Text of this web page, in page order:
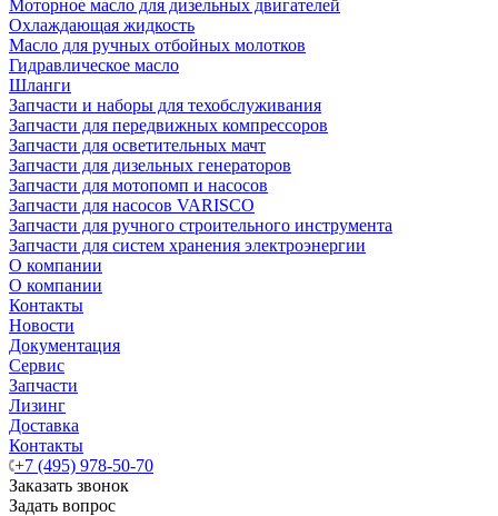
Моторное масло для дизельных двигателей
Охлаждающая жидкость
Масло для ручных отбойных молотков
Гидравлическое масло
Шланги
Запчасти и наборы для техобслуживания
Запчасти для передвижных компрессоров
Запчасти для осветительных мачт
Запчасти для дизельных генераторов
Запчасти для мотопомп и насосов
Запчасти для насосов VARISCO
Запчасти для ручного строительного инструмента
Запчасти для систем хранения электроэнергии
О компании
О компании
Контакты
Новости
Документация
Сервис
Запчасти
Лизинг
Доставка
Контакты
+7 (495) 978-50-70
Заказать звонок
Задать вопрос